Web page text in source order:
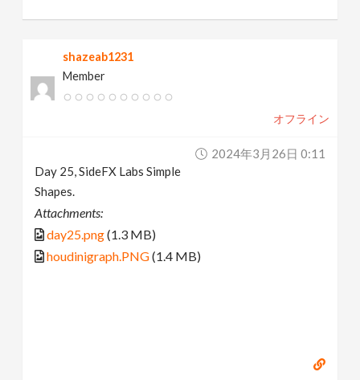
shazeab1231
Member
オフライン
2024年3月26日 0:11
Day 25, SideFX Labs Simple
Shapes.
Attachments:
day25.png(1.3 MB)
houdinigraph.PNG(1.4 MB)